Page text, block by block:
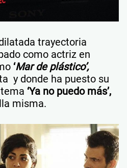
trayectoria
como actriz en
‘Mar de plástico’,
y donde ha puesto su
‘Ya no puedo más’,
misma.